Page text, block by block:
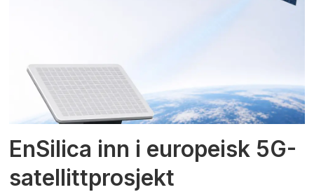
EnSilica inn i europeisk 5G-
satellittprosjekt